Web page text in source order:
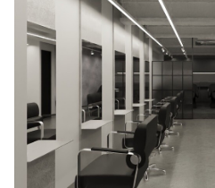
詳細条件
管理美容師免許歓迎
この条件の求